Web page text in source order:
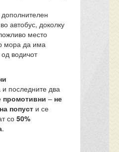
автобус, доколку
место
мора да има
водичот
и последните два
промотивни – не
попуст и се
со50%
.